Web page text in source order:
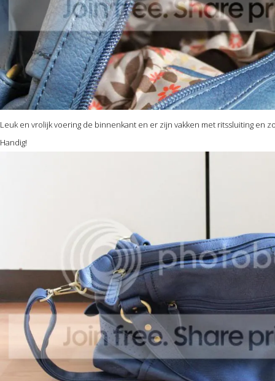
Leuk en vrolijk voering de binnenkant en er zijn vakken met ritssluiting en
Handig!